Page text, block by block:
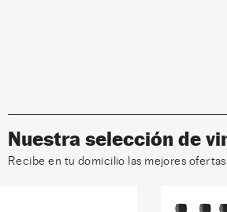
Nuestra selección de
Recibe en tu domicilio las mejores